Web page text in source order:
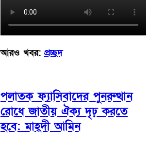
আরও খবর: প্রচ্ছদ
পলাতক ফ্যাসিবাদের পুনরুত্থান
রোধে জাতীয় ঐক্য দৃঢ় করতে
হবে: মাহ্দী আমিন